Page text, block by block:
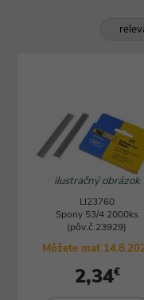
ilustračný obrázok
LI23760
Spony 53/4 2000ks
(pôv.č.23929)
Môžete mať
2,34€